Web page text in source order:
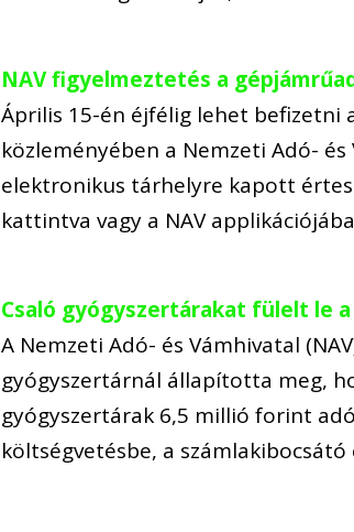
NAV figyelmeztetés a
Április 15-én éjfélig lehet
közleményében a Nemzeti Adó- és
elektronikus tárhelyre kapott
kattintva vagy a NAV
Csaló gyógyszertárakat fülelt le a
A Nemzeti Adó- és Vámhivatal
gyógyszertárnál állapította meg,
gyógyszertárak 6,5 millió forint
költségvetésbe, a számlakibocsátó